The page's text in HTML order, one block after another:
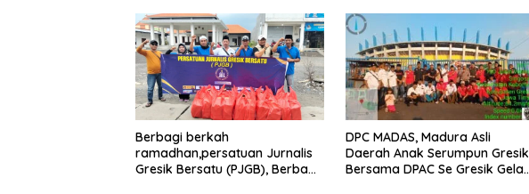
Berbagi berkah
ramadhan,persatuan Jurnalis
Gresik Bersatu (PJGB), Berbagi
DPC MADAS, Madura Asli
Daerah Anak Serumpun Gresik
Bersama DPAC Se Gresik Gelar